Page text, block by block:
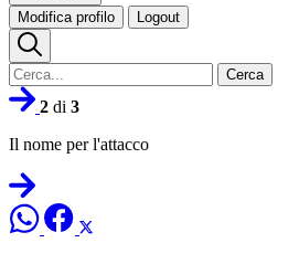
Modifica profilo Logout
Cerca
2 di 3
Il nome per l'attacco